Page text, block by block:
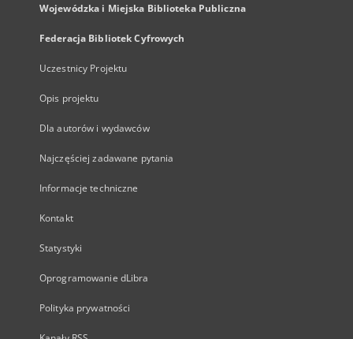
Wojewódzka i Miejska Biblioteka Publiczna
Federacja Bibliotek Cyfrowych
Uczestnicy Projektu
Opis projektu
Dla autorów i wydawców
Najczęściej zadawane pytania
Informacje techniczne
Kontakt
Statystyki
Oprogramowanie dLibra
Polityka prywatności